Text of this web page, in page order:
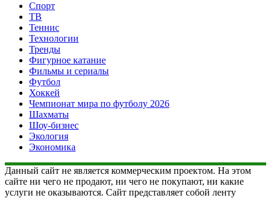
Спорт
ТВ
Теннис
Технологии
Тренды
Фигурное катание
Фильмы и сериалы
Футбол
Хоккей
Чемпионат мира по футболу 2026
Шахматы
Шоу-бизнес
Экология
Экономика
Данный сайт не является коммерческим проектом. На этом
сайте ни чего не продают, ни чего не покупают, ни какие
услуги не оказываются. Сайт представляет собой ленту